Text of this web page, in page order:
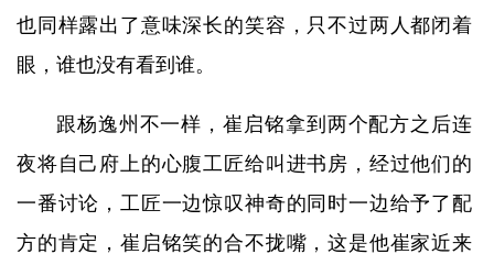
也同样露出了意味深长的笑容，只不过两人都闭着
眼，谁也没有看到谁。
跟杨逸州不一样，崔启铭拿到两个配方之后连
夜将自己府上的心腹工匠给叫进书房，经过他们的
一番讨论，工匠一边惊叹神奇的同时一边给予了配
方的肯定，崔启铭笑的合不拢嘴，这是他崔家近来